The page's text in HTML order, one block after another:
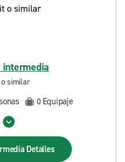
similar
0 Equipaje
Detalles